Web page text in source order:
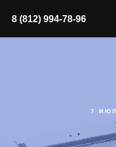
8 (812) 994-78-96
7